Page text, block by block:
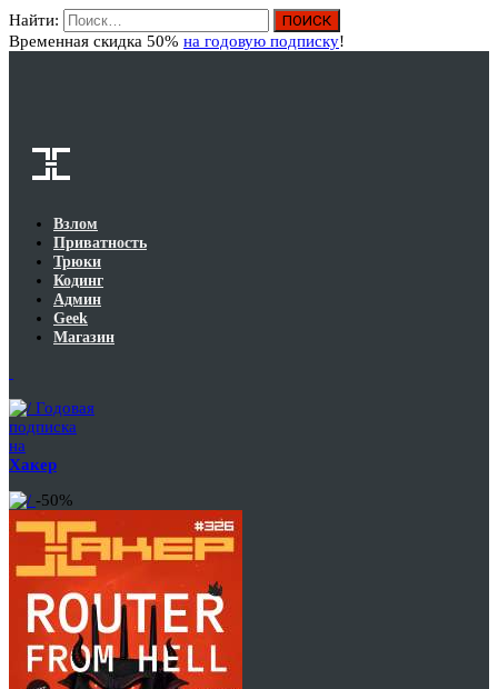
Найти:
Временная скидка 50% на годовую подписку!
Взлом
Приватность
Трюки
Кодинг
Админ
Geek
Магазин
Годовая
подписка
на
Хакер
-50%